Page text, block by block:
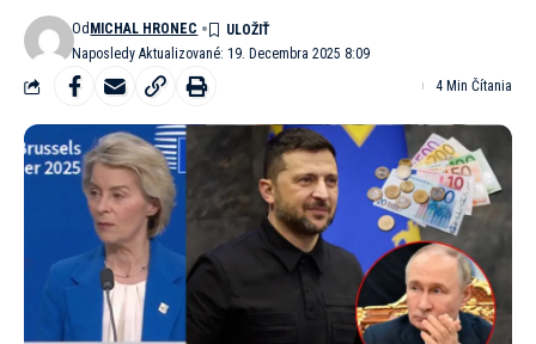
Naposledy Aktualizované: 19. Decembra 2025 8:09
Od MICHAL HRONEC
4 Min Čítania